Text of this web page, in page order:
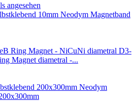
angesehen
Neodym Magnetband
D3-
Magnet diametral -...
Neodym